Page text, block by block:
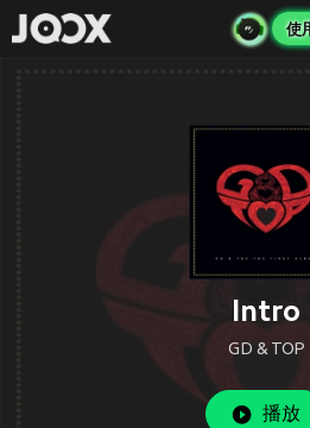
使
Intro
GD & TOP
播放